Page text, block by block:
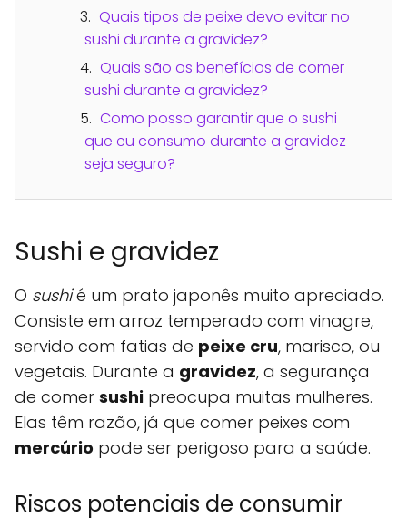
Quais tipos de peixe devo evitar no
sushi durante a gravidez?
Quais são os benefícios de comer
sushi durante a gravidez?
Como posso garantir que o sushi
que eu consumo durante a gravidez
seja seguro?
Sushi e gravidez
O sushié um prato japonês muito apreciado.
Consiste em arroz temperado com vinagre,
servido com fatias de peixe cru, marisco, ou
vegetais. Durante a gravidez, a segurança
de comer sushi preocupa muitas mulheres.
Elas têm razão, já que comer peixes com
mercúrio pode ser perigoso para a saúde.
Riscos potenciais de consumir